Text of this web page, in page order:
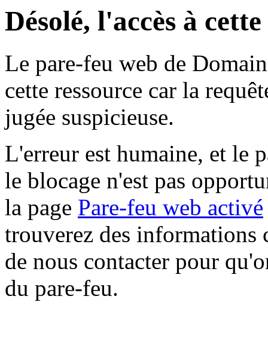
Désolé, l'accès à
Le pare-feu web de
cette ressource car la
jugée suspicieuse.
L'erreur est humaine, et le
le blocage n'est pas
la page Pare-feu web activé
trouverez des informations
de nous contacter pour
du pare-feu.